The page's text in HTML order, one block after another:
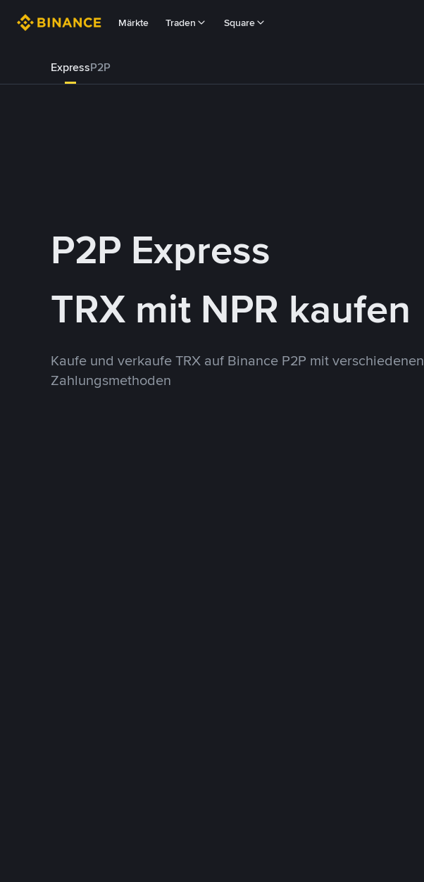
Märkte Traden Square
ExpressP2P
P2P Express
TRX mit NPR kaufen
Kaufe und verkaufe TRX auf Binance P2P mit verschiedenen
Zahlungsmethoden